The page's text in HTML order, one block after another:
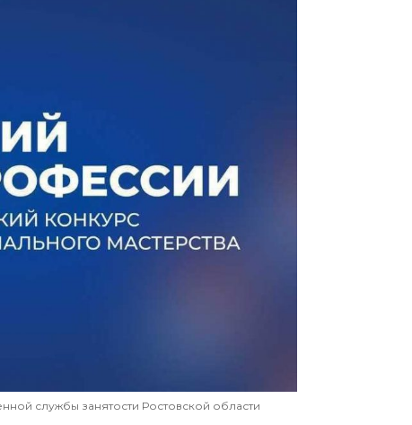
службы занятости Ростовской области